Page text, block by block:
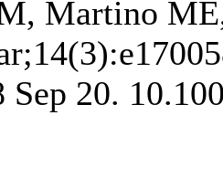
Martino
Sep 20.